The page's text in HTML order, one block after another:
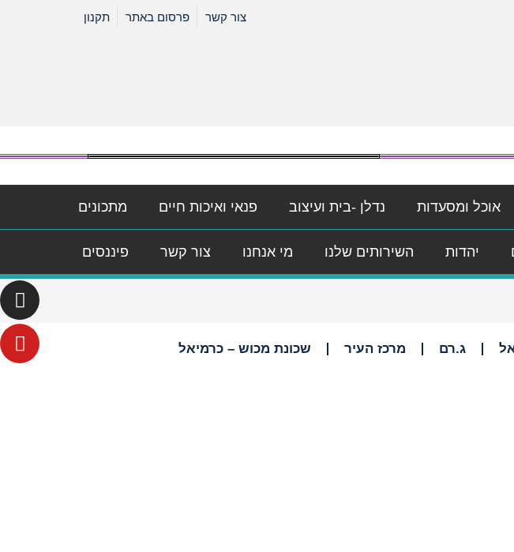
צור קשר פרסום באתר תקנון
אוכל ומסעדות נדלן -בית ועיצוב פנאי ואיכות חיים מתכונים
יהדות השירותים שלנו מי אנחנו צור קשר פיננסים
ג.רם מרכז העיר שכונת מכוש – כרמיאל